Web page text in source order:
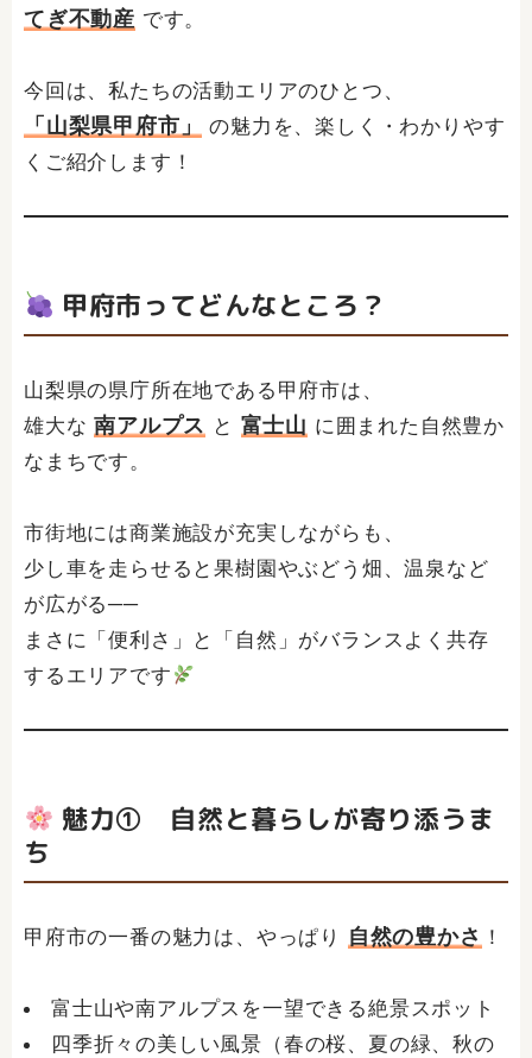
てぎ不動産 です。
今回は、私たちの活動エリアのひとつ、
「山梨県甲府市」
の魅力を、楽しく・わかりやす
くご紹介します！
甲府市ってどんなところ？
山梨県の県庁所在地である甲府市は、
雄大な南アルプス と 富士山 に囲まれた自然豊か
なまちです。
市街地には商業施設が充実しながらも、
少し車を走らせると果樹園やぶどう畑、温泉など
が広がる──
まさに「便利さ」と「自然」がバランスよく共存
するエリアです
魅力① 自然と暮らしが寄り添うま
ち
甲府市の一番の魅力は、やっぱり 自然の豊かさ ！
富士山や南アルプスを一望できる絶景スポット
四季折々の美しい風景（春の桜、夏の緑、秋の